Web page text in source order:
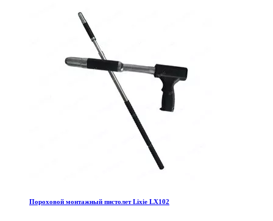
Пороховой монтажный пистолет Lixie LX102